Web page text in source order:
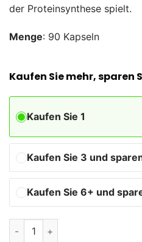
der Proteinsynthese spielt.
Menge: 90 Kapseln
Kaufen Sie mehr, sparen
Kaufen Sie 1
Kaufen Sie 3 und
Kaufen Sie 6+ und
Protex Kapseln Biostile Menge